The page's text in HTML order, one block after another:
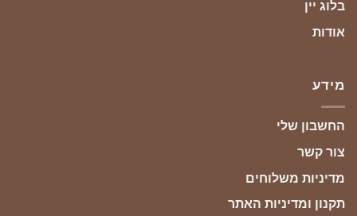
בלוג יין
אודות
מידע
החשבון שלי
צור קשר
מדיניות משלוחים
תקנון ומדיניות האתר